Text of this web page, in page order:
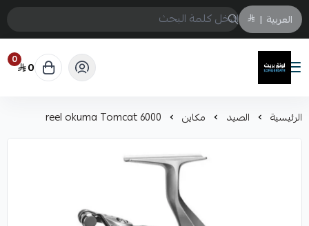
العربية |
لونق بريث
0 0
الرئيسية الصيد مكاين reel okuma Tomcat 6000